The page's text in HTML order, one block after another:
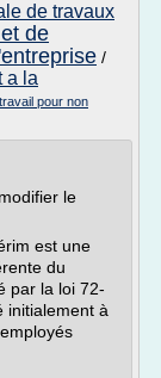
de travaux
de
/
a la
pour non
le
est une
du
par la loi 72-
initialement à